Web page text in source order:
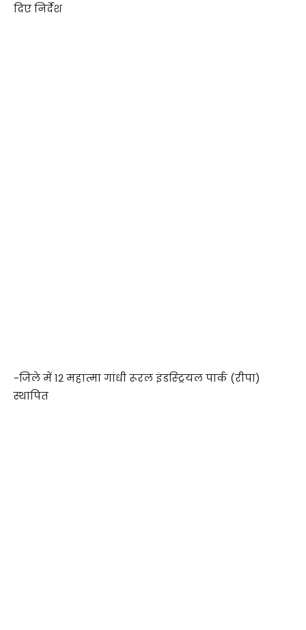
दिए निर्देश
-जिले में 12 महात्मा गांधी रूरल इंडस्ट्रियल पार्क (रीपा)
स्थापित